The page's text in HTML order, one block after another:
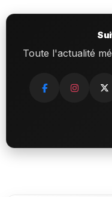
Toute l'actualité